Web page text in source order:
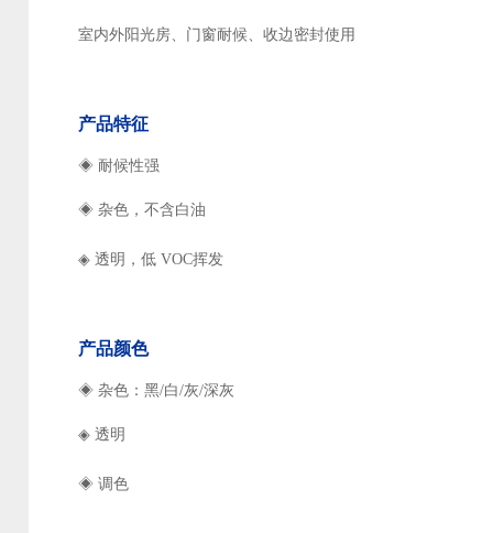
室内外阳光房、门窗耐候、收边密封使用
产品特征
◈ 耐候性强
◈杂色，不含白油
◈ 透明，低 VOC挥发
产品颜色
◈ 杂色：黑/白/灰/深灰
◈透明
◈调色